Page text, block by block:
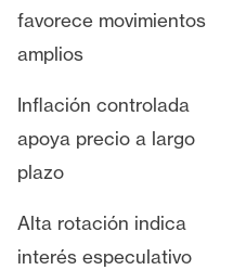
favorece movimientos
amplios
Inflación controlada
apoya precio a largo
plazo
Alta rotación indica
interés especulativo